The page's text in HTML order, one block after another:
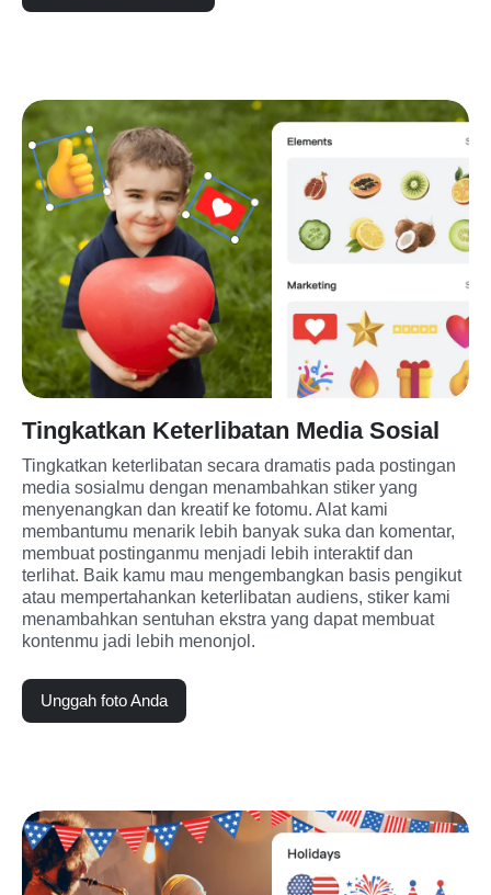
Tingkatkan Keterlibatan Media Sosial
Tingkatkan keterlibatan secara dramatis pada postingan
media sosialmu dengan menambahkan stiker yang
menyenangkan dan kreatif ke fotomu. Alat kami
membantumu menarik lebih banyak suka dan komentar,
membuat postinganmu menjadi lebih interaktif dan
terlihat. Baik kamu mau mengembangkan basis pengikut
atau mempertahankan keterlibatan audiens, stiker kami
menambahkan sentuhan ekstra yang dapat membuat
kontenmu jadi lebih menonjol.
Unggah foto Anda